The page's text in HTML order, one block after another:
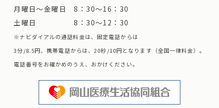
月曜日～金曜日 8：30～16：30
土曜日 8：30～12：30
※ナビダイアルの通話料金は、固定電話からは
3分/8.5円、携帯電話からは、20秒/10円となります（全国一律料金）。
電話番号をお確かめのうえ、おかけください。